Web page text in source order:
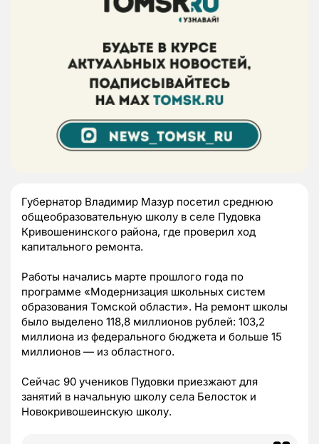
Губернатор Владимир Мазур посетил среднюю
общеобразовательную школу в селе Пудовка
Кривошенинского района, где проверил ход
капитального ремонта.
Работы начались марте прошлого года по
программе «Модернизация школьных систем
образования Томской области». На ремонт школы
было выделено 118,8 миллионов рублей: 103,2
миллиона из федерального бюджета и больше 15
миллионов — из областного.
Сейчас 90 учеников Пудовки приезжают для
занятий в начальную школу села Белосток и
Новокривошеинскую школу.